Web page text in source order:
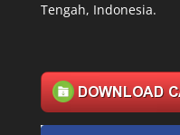
Tengah, Indonesia.